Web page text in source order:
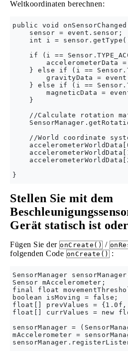
Weltkoordinaten berechnen:
public void
    sensor = event.sensor;
int i =
if (i ==
accelerometerData
} else if (i ==
gravityData =
} else if (i ==
magneticData =
    }
//Calculate rotation
//World coordinate
Stellen Sie mit dem
Gerät statisch ist
Fügen Sie der onCreate() /
folgenden Code onCreate() :
SensorManager
Sensor mAccelerometer;
final float
boolean isMoving = false;
float[] prevValues =
float[] currValues = new
sensorManager =
mAccelerometer =